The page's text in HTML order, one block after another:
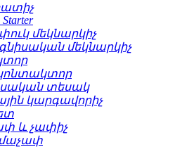
Starter
մեկնարկիչ
մեկնարկիչ
տեսակ
կարգավորիչ
և չափիչ